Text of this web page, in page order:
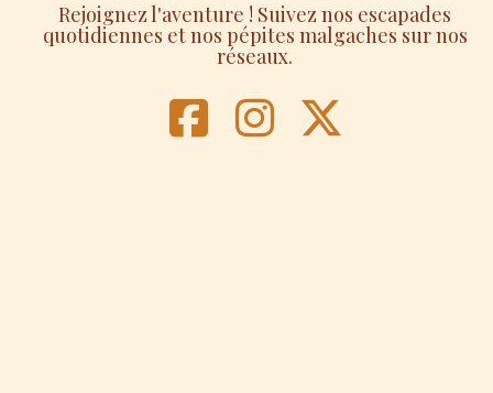
Rejoignez l'aventure ! Suivez nos escapades
quotidiennes et nos pépites malgaches sur nos
réseaux.